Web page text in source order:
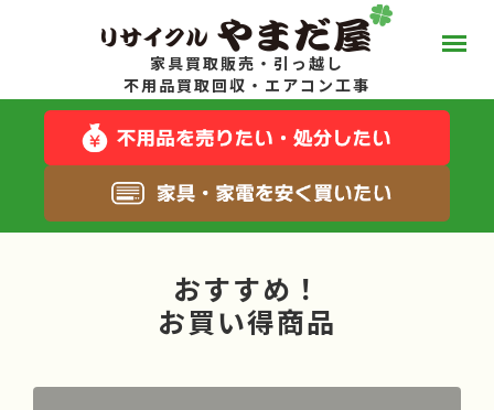
家具買取販売・引っ越し
不用品買取回収・エアコン工事
おすすめ！
お買い得商品
やまだ屋って？
スタッフブログ
キャンペーン一覧
サービス一覧
料金について